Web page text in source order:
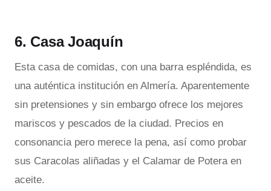
6. Casa Joaquín
Esta casa de comidas, con una barra espléndida, es
una auténtica institución en Almería. Aparentemente
sin pretensiones y sin embargo ofrece los mejores
mariscos y pescados de la ciudad. Precios en
consonancia pero merece la pena, así como probar
sus Caracolas aliñadas y el Calamar de Potera en
aceite.